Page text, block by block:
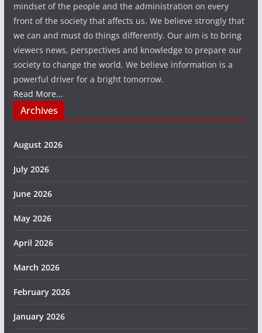
mindset of the people and the administration on every
front of the society that affects us. We believe strongly that
we can and must do things differently. Our aim is to bring
viewers news, perspectives and knowledge to prepare our
society to change the world. We believe information is a
powerful driver for a bright tomorrow.
Read More...
Archives
August 2026
July 2026
June 2026
May 2026
April 2026
March 2026
February 2026
January 2026